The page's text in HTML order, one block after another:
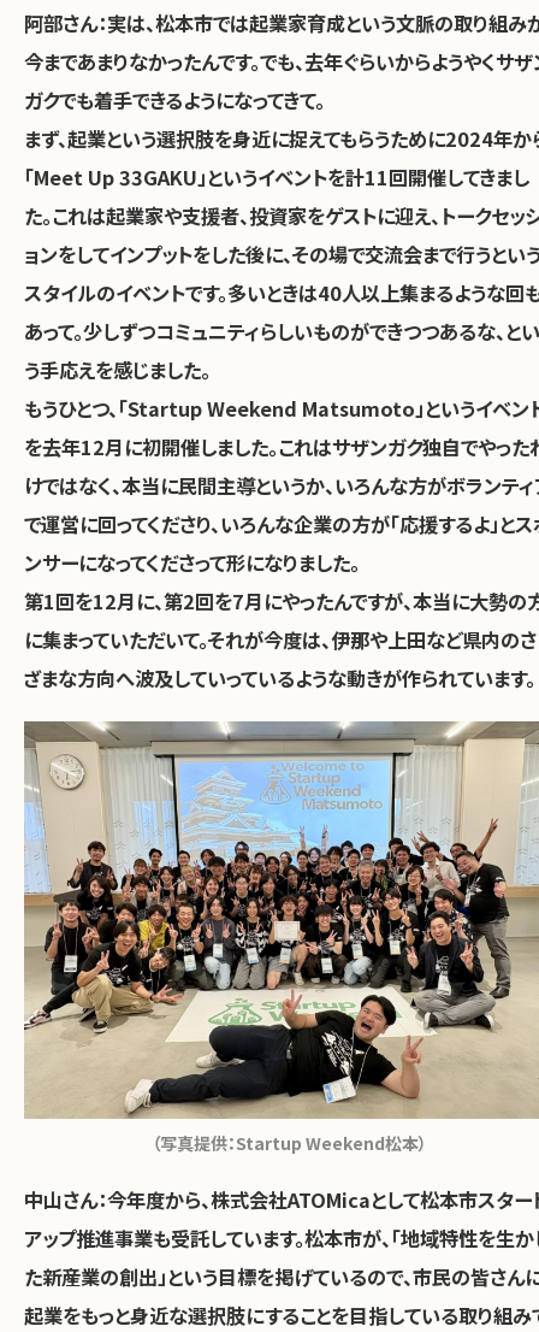
阿部さん：実は、松本市では起業家育成という文脈の取り組み
今まであまりなかったんです。でも、去年ぐらいからようやくサ
ガクでも着手できるようになってきて。
まず、起業という選択肢を身近に捉えてもらうために2024年か
「Meet Up 33GAKU」というイベントを計11回開催してきまし
た。これは起業家や支援者、投資家をゲストに迎え、トークセッ
ョンをしてインプットをした後に、その場で交流会まで行うとい
スタイルのイベントです。多いときは40人以上集まるような回
あって。少しずつコミュニティらしいものができつつあるな、とい
う手応えを感じました。
もうひとつ、「Startup Weekend Matsumoto」というイベン
を去年12月に初開催しました。これはサザンガク独自でやった
けではなく、本当に民間主導というか、いろんな方がボランテ
で運営に回ってくださり、いろんな企業の方が「応援するよ」と
ンサーになってくださって形になりました。
第1回を12月に、第2回を7月にやったんですが、本当に大勢の
に集まっていただいて。それが今度は、伊那や上田など県内の
ざまな方向へ波及していっているような動きが作られています。
（写真提供：Startup Weekend松本）
中山さん：今年度から、株式会社ATOMicaとして松本市スター
アップ推進事業も受託しています。松本市が、「地域特性を生か
た新産業の創出」という目標を掲げているので、市民の皆さん
起業をもっと身近な選択肢にすることを目指している取り組み